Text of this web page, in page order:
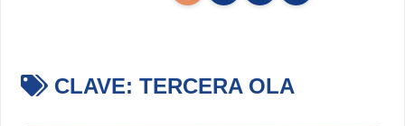
CLAVE: TERCERA OLA